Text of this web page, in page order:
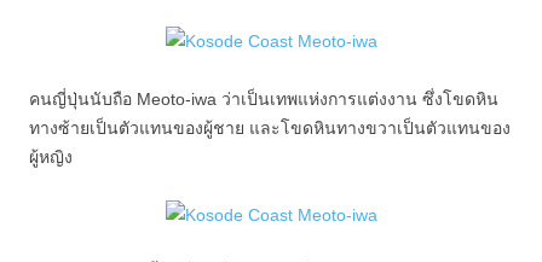
คนญี่ปุ่นนับถือ Meoto-iwa ว่าเป็นเทพแห่งการแต่งงาน ซึ่งโขดหิน
ทางซ้ายเป็นตัวแทนของผู้ชาย และโขดหินทางขวาเป็นตัวแทนของ
ผู้หญิง